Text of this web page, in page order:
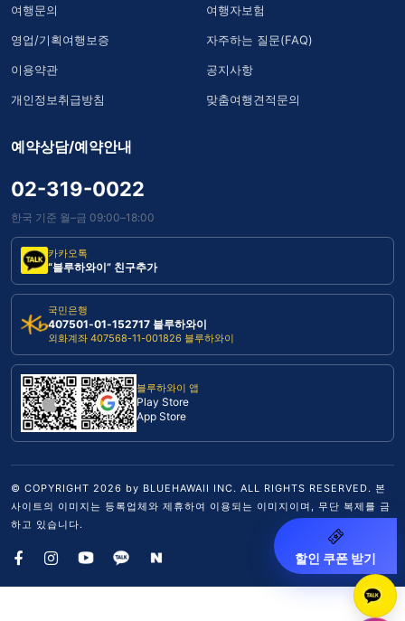
여행문의 여행자보험
영업/기획여행보증 자주하는 질문(FAQ)
이용약관 공지사항
개인정보취급방침 맞춤여행견적문의
예약상담/예약안내
02-319-0022
한국 기준 월–금 09:00–18:00
카카오톡
“블루하와이” 친구추가
국민은행
407501-01-152717 블루하와이
외화계좌 407568-11-001826 블루하와이
블루하와이 앱
Play Store
App Store
© COPYRIGHT 2026 by BLUEHAWAII INC. ALL RIGHTS RESERVED. 본
사이트의 이미지는 등록업체와 제휴하여 이용되는 이미지이며, 무단 복제를 금
하고 있습니다.
할인 쿠폰 받기